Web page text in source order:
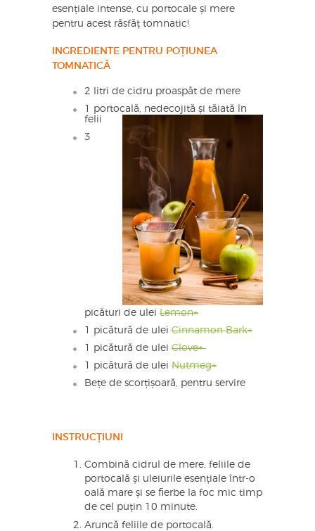
esențiale intense, cu portocale și mere
pentru acest răsfăț tomnatic!
INGREDIENTE PENTRU POȚIUNEA
TOMNATICĂ
2 litri de cidru proaspăt de mere
1 portocală, nedecojită și tăiată în
felii
3
picături de ulei Lemon+
1 picătură de ulei Cinnamon Bark+
1 picătură de ulei Clove+
1 picătură de ulei Nutmeg+
Bețe de scorțișoară, pentru servire
INSTRUCȚIUNI
Combină cidrul de mere, feliile de
portocală și uleiurile esențiale într-o
oală mare și se fierbe la foc mic timp
de cel puțin 10 minute.
Aruncă feliile de portocală.